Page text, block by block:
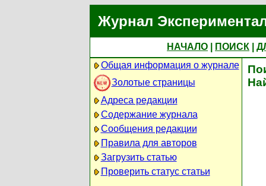
Журнал
НАЧАЛО ПОИСК
Общая информация о журнале
Золотые страницы
Адреса редакции
Содержание журнала
Сообщения редакции
Правила для авторов
Загрузить статью
Проверить статус статьи